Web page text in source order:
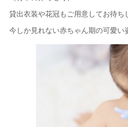
貸出衣装や花冠もご用意してお待ち
今しか見れない赤ちゃん期の可愛